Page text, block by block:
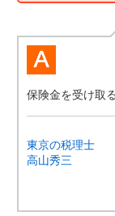
保険金を受け取
東京の税理士
高山秀三